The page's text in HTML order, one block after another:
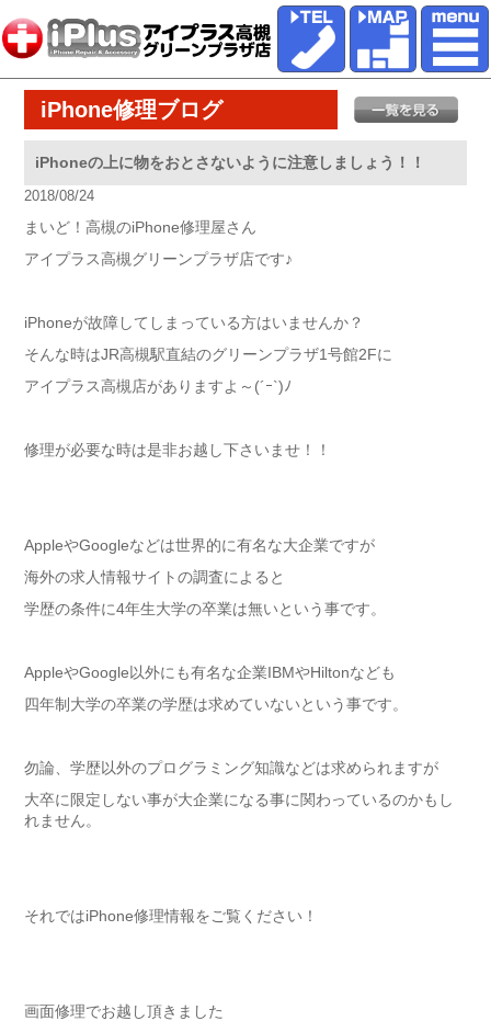
iPhone修理ブログ
iPhoneの上に物をおとさないように注意しましょう！！
2018/08/24
まいど！高槻のiPhone修理屋さん
アイプラス高槻グリーンプラザ店です♪
iPhoneが故障してしまっている方はいませんか？
そんな時はJR高槻駅直結のグリーンプラザ1号館2Fに
アイプラス高槻店がありますよ～(´ｰ`)ﾉ
修理が必要な時は是非お越し下さいませ！！
AppleやGoogleなどは世界的に有名な大企業ですが
海外の求人情報サイトの調査によると
学歴の条件に4年生大学の卒業は無いという事です。
AppleやGoogle以外にも有名な企業IBMやHiltonなども
四年制大学の卒業の学歴は求めていないという事です。
勿論、学歴以外のプログラミング知識などは求められますが
大卒に限定しない事が大企業になる事に関わっているのかもし
れません。
それではiPhone修理情報をご覧ください！
画面修理でお越し頂きました